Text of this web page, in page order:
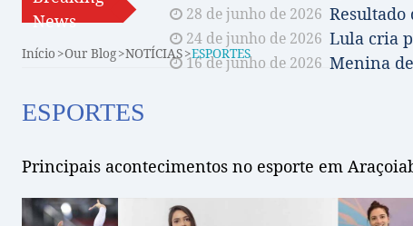
News
28 de junho de 2026 Resultado
24 de junho de 2026 Lula cria
16 de junho de 2026 Menina
Início Our Blog NOTÍCIAS ESPORTES
ESPORTES
Principais acontecimentos no esporte em